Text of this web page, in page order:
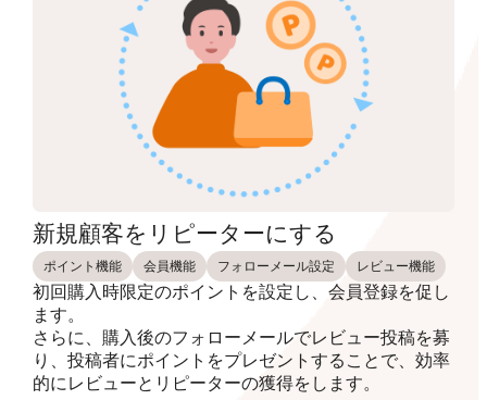
新規顧客をリピーターにする
ポイント機能 会員機能 フォローメール設定 レビュー機能
初回購入時限定のポイントを設定し、会員登録を促し
ます。
さらに、購入後のフォローメールでレビュー投稿を募
り、投稿者にポイントをプレゼントすることで、効率
的にレビューとリピーターの獲得をします。